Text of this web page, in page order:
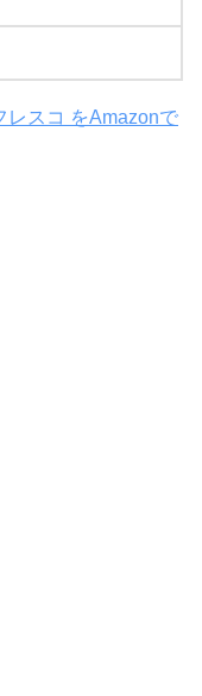
レスコ をAmazonで